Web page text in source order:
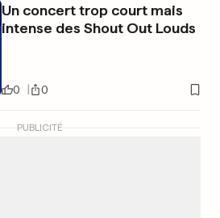
Un concert trop court mais
intense des Shout Out Louds
0 0
PUBLICITÉ